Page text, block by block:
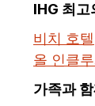
IHG 최고
비치 호텔
올 인클
가족과